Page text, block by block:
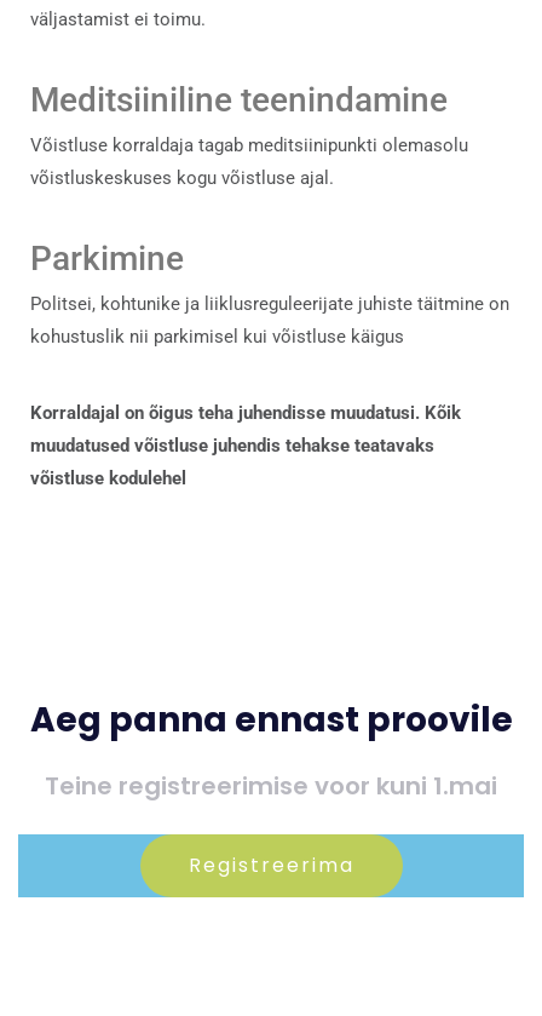
väljastamist ei toimu.
Meditsiiniline teenindamine
Võistluse korraldaja tagab meditsiinipunkti olemasolu
võistluskeskuses kogu võistluse ajal.
Parkimine
Politsei, kohtunike ja liiklusreguleerijate juhiste täitmine on
kohustuslik nii parkimisel kui võistluse käigus
Korraldajal on õigus teha juhendisse muudatusi. Kõik
muudatused võistluse juhendis tehakse teatavaks
võistluse kodulehel
Aeg panna ennast proovile
Teine registreerimise voor kuni 1.mai
Registreerima